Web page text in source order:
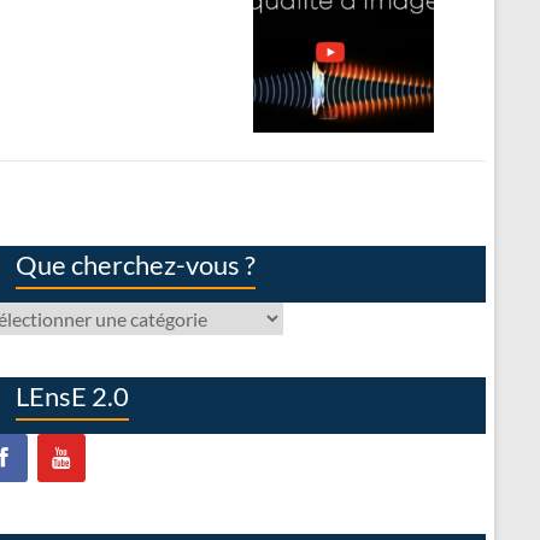
Que cherchez-vous ?
LEnsE 2.0